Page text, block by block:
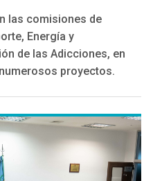
las comisiones de
Energía y
de las Adicciones, en
proyectos.